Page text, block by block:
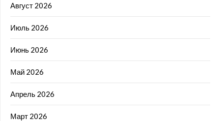
Август 2026
Июль 2026
Июнь 2026
Май 2026
Апрель 2026
Март 2026